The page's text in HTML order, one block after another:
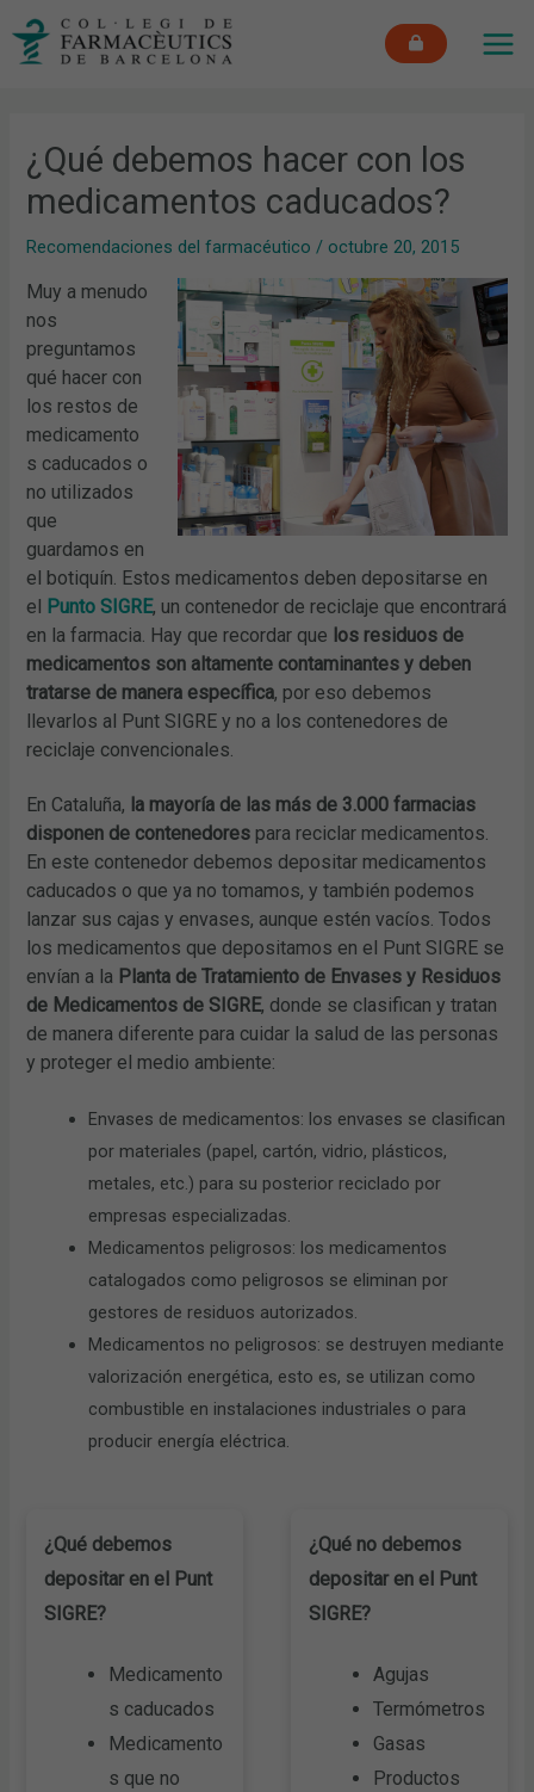
¿Qué debemos hacer con los
medicamentos caducados?
Recomendaciones del farmacéutico / octubre 20, 2015
Muy a menudo
nos
preguntamos
qué hacer con
los restos de
medicamento
s caducados o
no utilizados
que
guardamos en
el botiquín. Estos medicamentos deben depositarse en
el Punto SIGRE, un contenedor de reciclaje que encontrará
en la farmacia. Hay que recordar que los residuos de
medicamentos son altamente contaminantes y deben
tratarse de manera específica, por eso debemos
llevarlos al Punt SIGRE y no a los contenedores de
reciclaje convencionales.
En Cataluña, la mayoría de las más de 3.000 farmacias
disponen de contenedores para reciclar medicamentos.
En este contenedor debemos depositar medicamentos
caducados o que ya no tomamos, y también podemos
lanzar sus cajas y envases, aunque estén vacíos. Todos
los medicamentos que depositamos en el Punt SIGRE se
envían a la Planta de Tratamiento de Envases y Residuos
de Medicamentos de SIGRE, donde se clasifican y tratan
de manera diferente para cuidar la salud de las personas
y proteger el medio ambiente:
Envases de medicamentos: los envases se clasifican
por materiales (papel, cartón, vidrio, plásticos,
metales, etc.) para su posterior reciclado por
empresas especializadas.
Medicamentos peligrosos: los medicamentos
catalogados como peligrosos se eliminan por
gestores de residuos autorizados.
Medicamentos no peligrosos: se destruyen mediante
valorización energética, esto es, se utilizan como
combustible en instalaciones industriales o para
producir energía eléctrica.
¿Qué debemos
depositar en el Punt
SIGRE?
Medicamento
s caducados
Medicamento
s que no
¿Qué no debemos
depositar en el Punt
SIGRE?
Agujas
Termómetros
Gasas
Productos